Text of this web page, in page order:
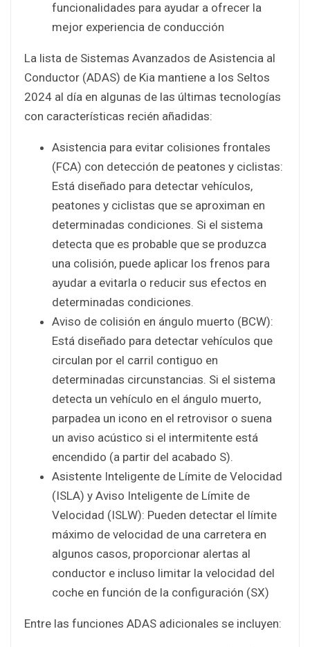
funcionalidades para ayudar a ofrecer la
mejor experiencia de conducción
La lista de Sistemas Avanzados de Asistencia al
Conductor (ADAS) de Kia mantiene a los Seltos
2024 al día en algunas de las últimas tecnologías
con características recién añadidas:
Asistencia para evitar colisiones frontales
(FCA) con detección de peatones y ciclistas:
Está diseñado para detectar vehículos,
peatones y ciclistas que se aproximan en
determinadas condiciones. Si el sistema
detecta que es probable que se produzca
una colisión, puede aplicar los frenos para
ayudar a evitarla o reducir sus efectos en
determinadas condiciones.
Aviso de colisión en ángulo muerto (BCW):
Está diseñado para detectar vehículos que
circulan por el carril contiguo en
determinadas circunstancias. Si el sistema
detecta un vehículo en el ángulo muerto,
parpadea un icono en el retrovisor o suena
un aviso acústico si el intermitente está
encendido (a partir del acabado S).
Asistente Inteligente de Límite de Velocidad
(ISLA) y Aviso Inteligente de Límite de
Velocidad (ISLW): Pueden detectar el límite
máximo de velocidad de una carretera en
algunos casos, proporcionar alertas al
conductor e incluso limitar la velocidad del
coche en función de la configuración (SX)
Entre las funciones ADAS adicionales se incluyen: